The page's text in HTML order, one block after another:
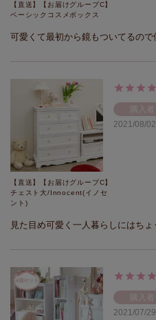
【直送】【お届けグループC】
ベーシックコスメボックス
【直送】【お届けグループC】
チェスト大/Innocent(イノセ
ント)
購入者
2021/08/02
見た目め可愛く一人暮らしにはちょ
購入者
2021/07/29